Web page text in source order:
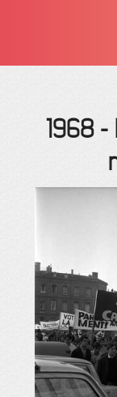
1968-